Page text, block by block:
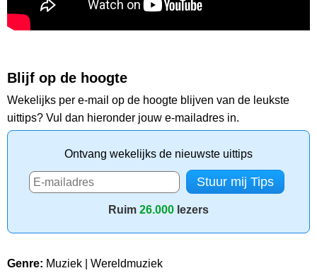
Blijf op de hoogte
Wekelijks per e-mail op de hoogte blijven van de leukste
uittips? Vul dan hieronder jouw e-mailadres in.
Ontvang wekelijks de nieuwste uittips
Ruim 26.000 lezers
Genre: Muziek | Wereldmuziek